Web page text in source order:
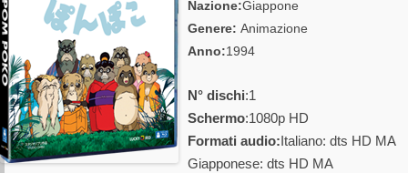
Nazione:Giappone
Genere: Animazione
Anno:1994
N° dischi:1
Schermo:1080p HD
Formati audio:Italiano: dts HD MA
Giapponese: dts HD MA